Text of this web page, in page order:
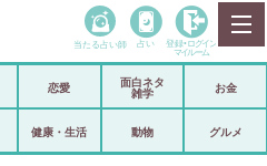
政治
当たる占い師 占い 登録• ログイン
マイルーム
恋愛
面白ネタ
雑学
お金
健康・生活 動物 グルメ